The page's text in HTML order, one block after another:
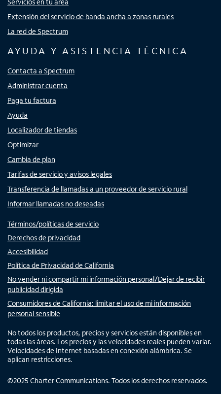
Servicios en tu área
Extensión del servicio de banda ancha a zonas rurales
La red de Spectrum
AYUDA Y ASISTENCIA TÉCNICA
Contacta a Spectrum
Administrar cuenta
Paga tu factura
Ayuda
Localizador de tiendas
Optimizar
Cambia de plan
Tarifas de servicio y avisos legales
Transferencia de llamadas a un proveedor de servicio rural
Informar llamadas no deseadas
Términos/políticas de servicio
Derechos de privacidad
Accesibilidad
Política de Privacidad de California
No vender ni compartir mi información personal/Dejar de recibir
publicidad dirigida
Consumidores de California: limitar el uso de mi información
personal sensible
No todos los productos, precios y servicios están disponibles en
todas las áreas. Los precios y las velocidades reales pueden variar.
Velocidades de Internet basadas en conexión alámbrica. Se
aplican restricciones.
©2025 Charter Communications. Todos los derechos reservados.